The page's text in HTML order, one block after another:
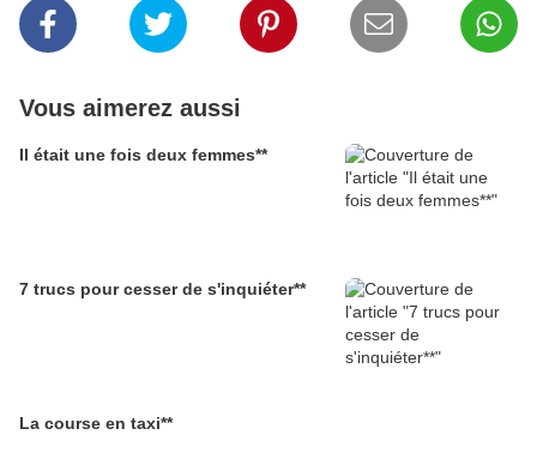
Vous aimerez aussi
Il était une fois deux femmes**
7 trucs pour cesser de s'inquiéter**
La course en taxi**